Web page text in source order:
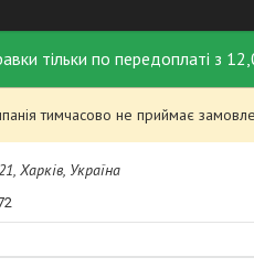
тільки по передоплаті з
тимчасово не приймає
Харків, Україна